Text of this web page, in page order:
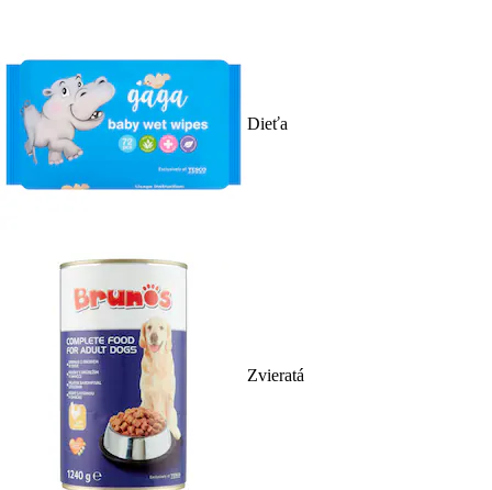
Dieťa
Zvieratá